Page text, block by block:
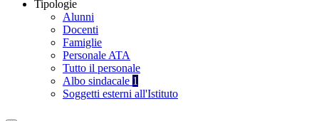
Tipologie
Alunni
Docenti
Famiglie
Personale ATA
Tutto il personale
Albo sindacale 1
Soggetti esterni all'Istituto